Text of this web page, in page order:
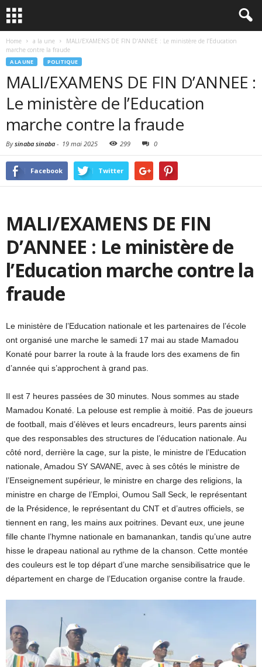
Home a la une
MALI/EXAMENS DE FIN D’ANNEE : Le ministère de l’Education
marche contre la fraude
A LA UNE POLITIQUE
MALI/EXAMENS DE FIN D’ANNEE :
Le ministère de l’Education
marche contre la fraude
Bysinaba sinaba - 19 mai 2025 299 0
Facebook Twitter
MALI/EXAMENS DE FIN
D’ANNEE : Le ministère de
l’Education marche contre la
fraude
Le ministère de l’Education nationale et les partenaires de l’école
ont organisé une marche le samedi 17 mai au stade Mamadou
Konaté pour barrer la route à la fraude lors des examens de fin
d’année qui s’approchent à grand pas.
Il est 7 heures passées de 30 minutes. Nous sommes au stade
Mamadou Konaté. La pelouse est remplie à moitié. Pas de joueurs
de football, mais d’élèves et leurs encadreurs, leurs parents ainsi
que des responsables des structures de l’éducation nationale. Au
côté nord, derrière la cage, sur la piste, le ministre de l’Education
nationale, Amadou SY SAVANE, avec à ses côtés le ministre de
l’Enseignement supérieur, le ministre en charge des religions, la
ministre en charge de l’Emploi, Oumou Sall Seck, le représentant
de la Présidence, le représentant du CNT et d’autres officiels, se
tiennent en rang, les mains aux poitrines. Devant eux, une jeune
fille chante l’hymne nationale en bamanankan, tandis qu’une autre
hisse le drapeau national au rythme de la chanson. Cette montée
des couleurs est le top départ d’une marche sensibilisatrice que le
département en charge de l’Education organise contre la fraude.